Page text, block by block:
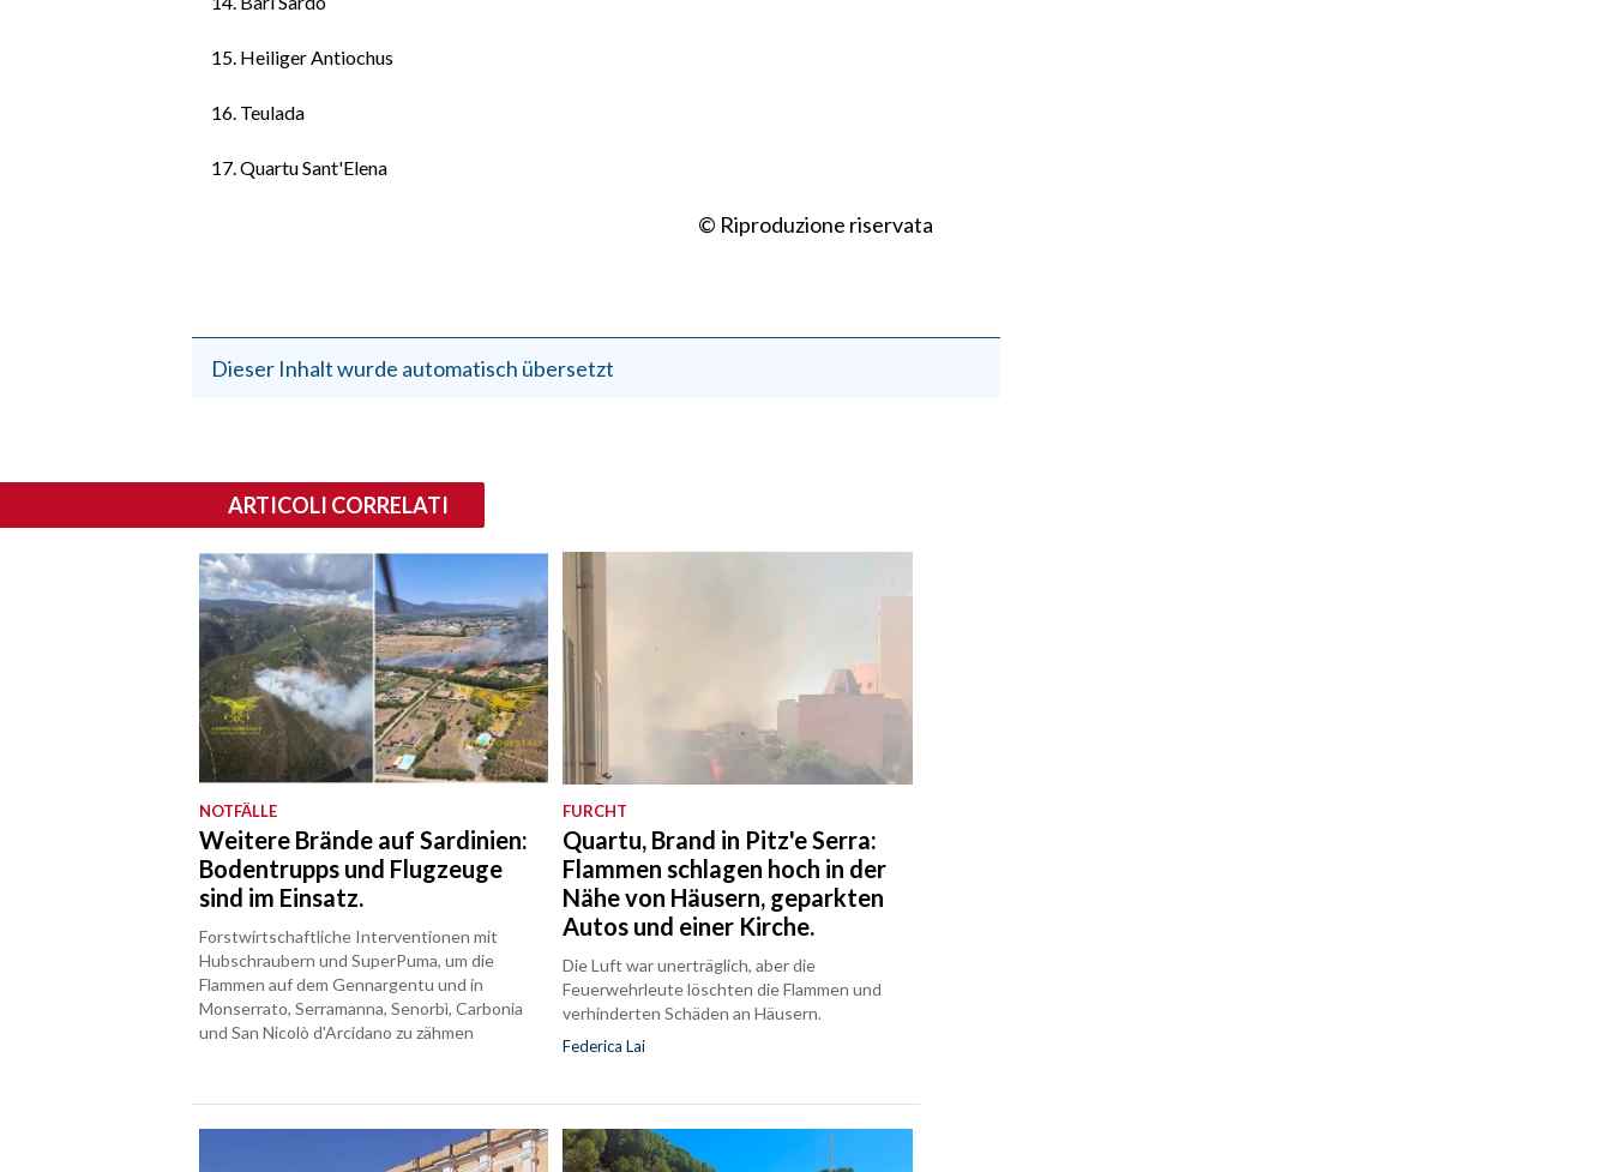
Heiliger Antiochus
Teulada
Quartu Sant'Elena
© Riproduzione riservata
Dieser Inhalt wurde automatisch übersetzt
ARTICOLI CORRELATI
NOTFÄLLE
Weitere Brände auf Sardinien:
Bodentrupps und Flugzeuge
sind im Einsatz.
Forstwirtschaftliche Interventionen mit
Hubschraubern und SuperPuma, um die
Flammen auf dem Gennargentu und in
Monserrato, Serramanna, Senorbì, Carbonia
und San Nicolò d'Arcidano zu zähmen
FURCHT
Quartu, Brand in Pitz'e Serra:
Flammen schlagen hoch in der
Nähe von Häusern, geparkten
Autos und einer Kirche.
Die Luft war unerträglich, aber die
Feuerwehrleute löschten die Flammen und
verhinderten Schäden an Häusern.
Federica Lai